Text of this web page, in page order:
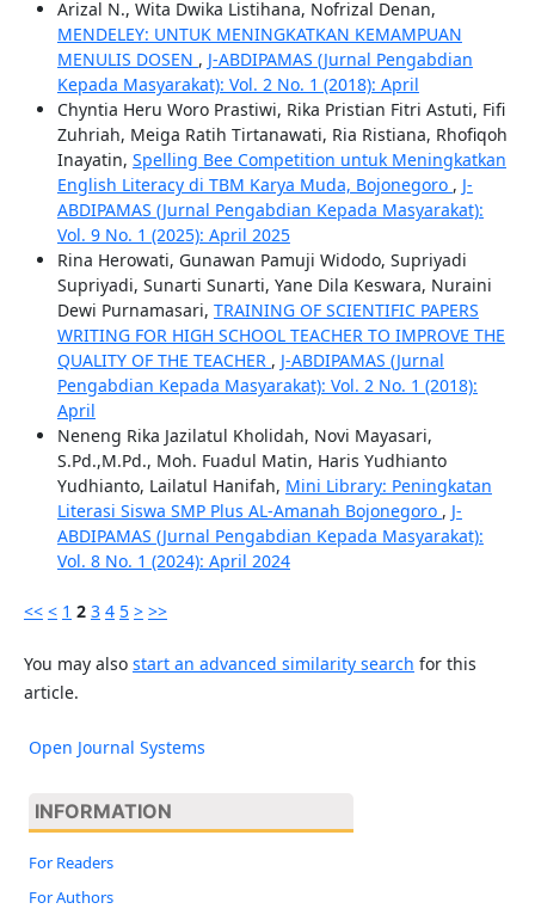
Arizal N., Wita Dwika Listihana, Nofrizal Denan,
MENDELEY: UNTUK MENINGKATKAN KEMAMPUAN
MENULIS DOSEN , J-ABDIPAMAS (Jurnal Pengabdian
Kepada Masyarakat): Vol. 2 No. 1 (2018): April
Chyntia Heru Woro Prastiwi, Rika Pristian Fitri Astuti, Fifi
Zuhriah, Meiga Ratih Tirtanawati, Ria Ristiana, Rhofiqoh
Inayatin, Spelling Bee Competition untuk Meningkatkan
English Literacy di TBM Karya Muda, Bojonegoro , J-
ABDIPAMAS (Jurnal Pengabdian Kepada Masyarakat):
Vol. 9 No. 1 (2025): April 2025
Rina Herowati, Gunawan Pamuji Widodo, Supriyadi
Supriyadi, Sunarti Sunarti, Yane Dila Keswara, Nuraini
Dewi Purnamasari, TRAINING OF SCIENTIFIC PAPERS
WRITING FOR HIGH SCHOOL TEACHER TO IMPROVE THE
QUALITY OF THE TEACHER , J-ABDIPAMAS (Jurnal
Pengabdian Kepada Masyarakat): Vol. 2 No. 1 (2018):
April
Neneng Rika Jazilatul Kholidah, Novi Mayasari,
S.Pd.,M.Pd., Moh. Fuadul Matin, Haris Yudhianto
Yudhianto, Lailatul Hanifah, Mini Library: Peningkatan
Literasi Siswa SMP Plus AL-Amanah Bojonegoro , J-
ABDIPAMAS (Jurnal Pengabdian Kepada Masyarakat):
Vol. 8 No. 1 (2024): April 2024
<< < 1 2 3 4 5 > >>
You may also start an advanced similarity search for this
article.
Open Journal Systems
INFORMATION
For Readers
For Authors